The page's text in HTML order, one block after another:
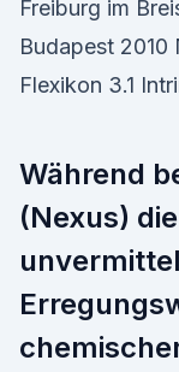
Freiburg im
Budapest
Flexikon 3.1
Während
(Nexus)